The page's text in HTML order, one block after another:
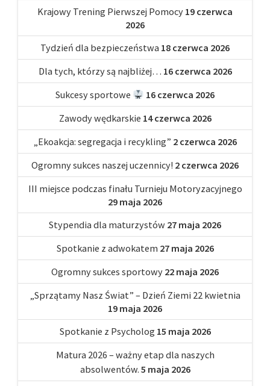
Krajowy Trening Pierwszej Pomocy 19 czerwca
2026
Tydzień dla bezpieczeństwa 18 czerwca 2026
Dla tych, którzy są najbliżej… 16 czerwca 2026
Sukcesy sportowe
16 czerwca 2026
Zawody wędkarskie 14 czerwca 2026
„Ekoakcja: segregacja i recykling” 2 czerwca 2026
Ogromny sukces naszej uczennicy! 2 czerwca 2026
III miejsce podczas finału Turnieju Motoryzacyjnego
29 maja 2026
Stypendia dla maturzystów 27 maja 2026
Spotkanie z adwokatem 27 maja 2026
Ogromny sukces sportowy 22 maja 2026
„Sprzątamy Nasz Świat” – Dzień Ziemi 22 kwietnia
19 maja 2026
Spotkanie z Psycholog 15 maja 2026
Matura 2026 – ważny etap dla naszych
absolwentów. 5 maja 2026